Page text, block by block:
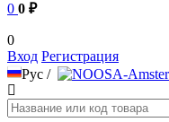
0 0 ₽
0
Вход Регистрация
Рус /